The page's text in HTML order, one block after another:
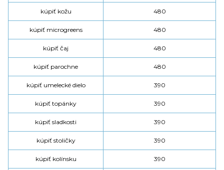
kúpiť kožu 480
kúpiť microgreens 480
kúpiť čaj 480
kúpiť parochne 480
kúpiť umelecké dielo 390
kúpiť topánky 390
kúpiť sladkosti 390
kúpiť stoličky 390
kúpiť kolínsku 390